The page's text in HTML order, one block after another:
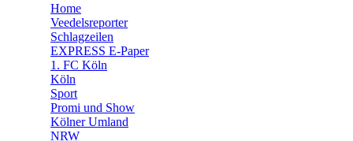
🛒 Shoppingwelt
Home
Veedelsreporter
Schlagzeilen
EXPRESS E-Paper
1. FC Köln
Köln
Sport
Promi und Show
Kölner Umland
NRW